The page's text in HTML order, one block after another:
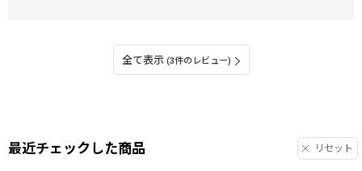
全て表示 (3件のレビュー)
最近チェックした商品 リセット